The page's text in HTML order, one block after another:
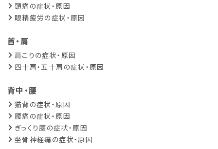
頭痛の症状・原因
眼精疲労の症状・原因
首・肩
肩こりの症状・原因
四十肩・五十肩の症状・原因
背中・腰
猫背の症状・原因
腰痛の症状・原因
ぎっくり腰の症状・原因
坐骨神経痛の症状・原因